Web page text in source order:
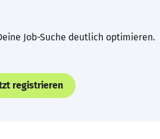
Job-Suche deutlich optimieren.
registrieren